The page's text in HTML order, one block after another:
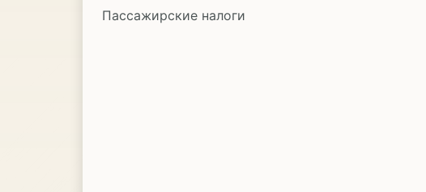
Пассажирские налоги